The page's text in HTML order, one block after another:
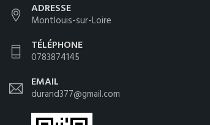
ADRESSE
Montlouis-sur-Loire
TÉLÉPHONE
0783874145
EMAIL
durand377@gmail.com